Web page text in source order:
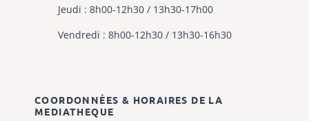
Jeudi : 8h00-12h30 / 13h30-17h00
Vendredi : 8h00-12h30 / 13h30-16h30
COORDONNÉES & HORAIRES DE LA
MEDIATHEQUE